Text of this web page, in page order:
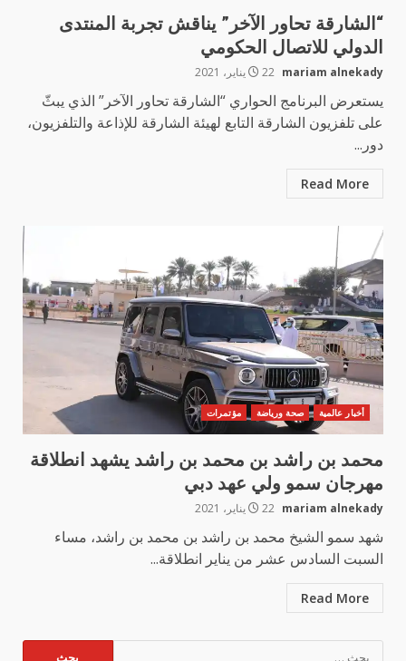
“الشارقة تحاور الآخر” يناقش تجربة المنتدى
الدولي للاتصال الحكومي
mariam alnekady 22 يناير، 2021
يستعرض البرنامج الحواري “الشارقة تحاور الآخر” الذي يبثّ
على تلفزيون الشارقة التابع لهيئة الشارقة للإذاعة والتلفزيون،
دور...
Read More
أخبار عالمية صحة ورياضة مؤتمرات
محمد بن راشد بن محمد بن راشد يشهد انطلاقة
مهرجان سمو ولي عهد دبي
mariam alnekady 22 يناير، 2021
شهد سمو الشيخ محمد بن راشد بن محمد بن راشد، مساء
السبت السادس عشر من يناير انطلاقة...
Read More